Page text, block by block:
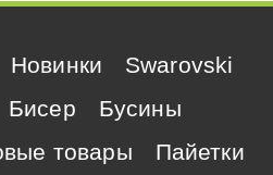
Новинки
Swarovski
Бисер
Бусины
товары
Пайетки